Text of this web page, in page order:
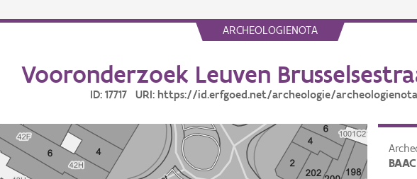
ARCHEOLOGIENOTA
Vooronderzoek Leuven
ID: 17717 URI: https://id.erfgoed.net/archeologie/